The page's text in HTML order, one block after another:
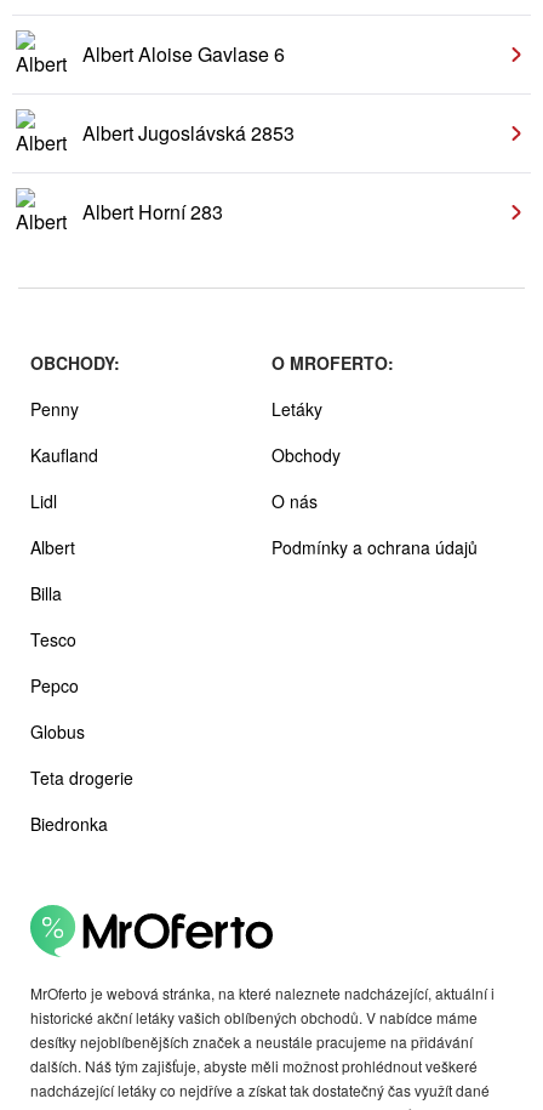
Albert Aloise Gavlase 6
Albert Jugoslávská 2853
Albert Horní 283
MrOferto je webová stránka, na které naleznete nadcházející, aktuální i
historické akční letáky vašich oblíbených obchodů. V nabídce máme
desítky nejoblíbenějších značek a neustále pracujeme na přidávání
dalších. Náš tým zajišťuje, abyste měli možnost prohlédnout veškeré
nadcházející letáky co nejdříve a získat tak dostatečný čas využít dané
OBCHODY:
Penny
Kaufland
Lidl
Albert
Billa
Tesco
Pepco
Globus
Teta drogerie
Biedronka
O MROFERTO:
Letáky
Obchody
O nás
Podmínky a ochrana údajů